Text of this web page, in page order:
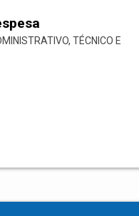
TÉCNICO E